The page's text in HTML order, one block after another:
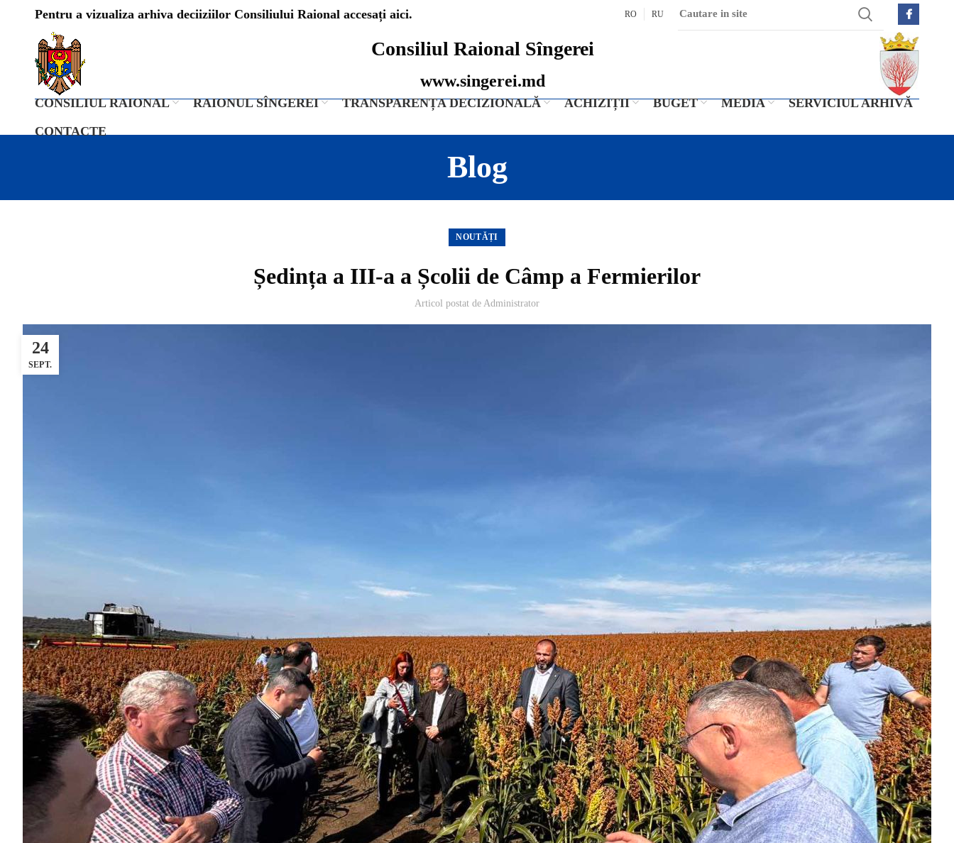
Pentru a vizualiza arhiva deciiziilor Consiliului Raional accesați aici. RO RU
Consiliul Raional Sîngerei
www.singerei.md
CONSILIUL RAIONAL RAIONUL SÎNGEREI TRANSPARENȚA DECIZIONALĂ ACHIZIȚII BUGET MEDIA
SERVICIUL ARHIVĂ
CONTACTE
Blog
NOUTĂȚI
Ședința a III-a a Școlii de Câmp a Fermierilor
Articol postat de Administrator
24
SEPT.